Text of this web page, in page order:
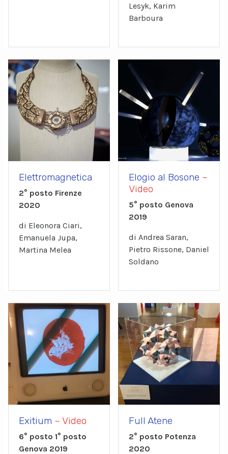
Lesyk, Karim
Barboura
Elettromagnetica
2° posto Firenze
2020
di Eleonora Ciari,
Emanuela Jupa,
Martina Melea
Elogio al Bosone –
Video
5° posto Genova
2019
di Andrea Saran,
Pietro Rissone, Daniel
Soldano
Exitium – Video
6° posto 1° posto
Genova 2019
Full Atene
2° posto Potenza
2020